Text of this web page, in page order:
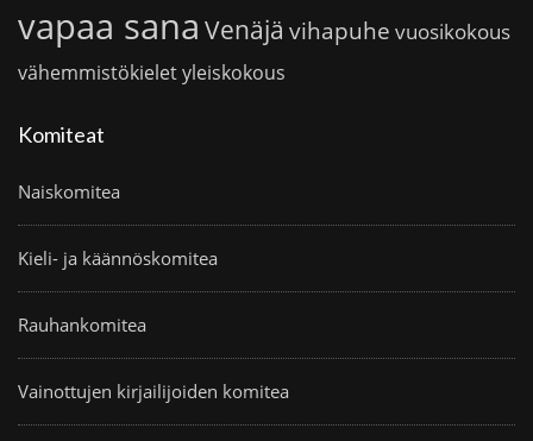
vapaa sana Venäjä vihapuhe vuosikokous
vähemmistökieletyleiskokous
Komiteat
Naiskomitea
Kieli- ja käännöskomitea
Rauhankomitea
Vainottujen kirjailijoiden komitea